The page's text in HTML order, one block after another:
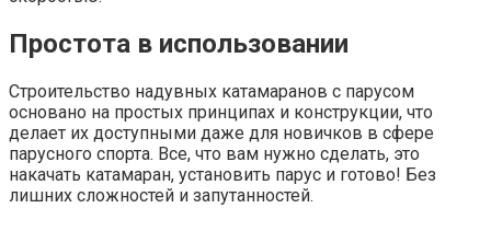
Простота в использовании
Строительство надувных катамаранов с парусом
основано на простых принципах и конструкции, что
делает их доступными даже для новичков в сфере
парусного спорта. Все, что вам нужно сделать, это
накачать катамаран, установить парус и готово! Без
лишних сложностей и запутанностей.